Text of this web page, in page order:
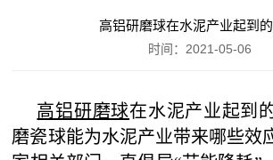
高铝研磨球在水泥产业起到
时间：2021-05-06
高铝研磨球在水泥产业起到
磨瓷球能为水泥产业带来哪些效